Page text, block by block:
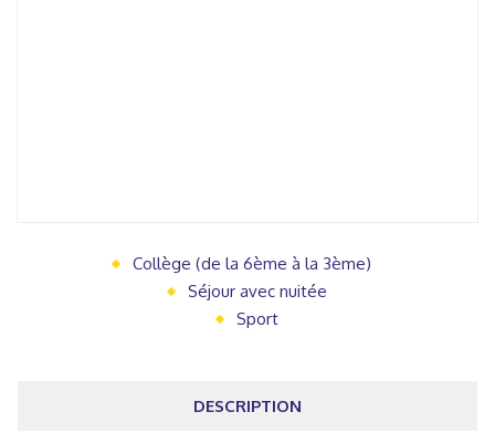
Collège (de la 6ème à la 3ème)
Séjour avec nuitée
Sport
DESCRIPTION